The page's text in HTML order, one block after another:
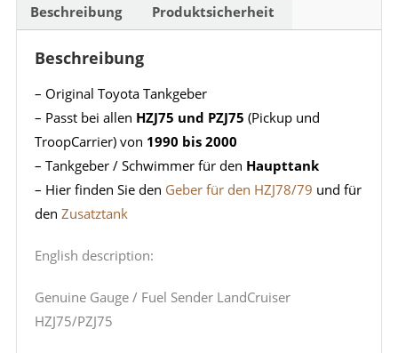
Beschreibung Produktsicherheit
Beschreibung
– Original Toyota Tankgeber
– Passt bei allen HZJ75 und PZJ75 (Pickup und
TroopCarrier) von 1990 bis 2000
– Tankgeber / Schwimmer für den Haupttank
– Hier finden Sie den Geber für den HZJ78/79 und für
den Zusatztank
English description:
Genuine Gauge / Fuel Sender LandCruiser
HZJ75/PZJ75